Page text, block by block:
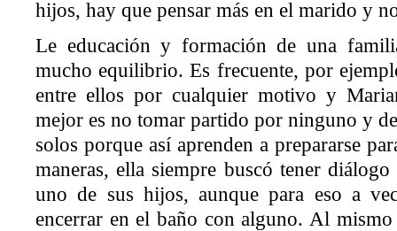
hijos, hay que pensar más en el marido y
Le educación y formación de una
mucho equilibrio. Es frecuente, por
entre ellos por cualquier motivo y
mejor es no tomar partido por ninguno y
solos porque así aprenden a prepararse
maneras, ella siempre buscó tener
uno de sus hijos, aunque para eso a
encerrar en el baño con alguno. Al